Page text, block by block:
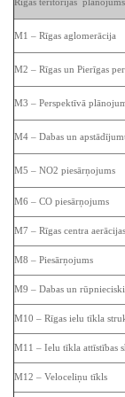
Rīgas teritorijas
M1 – Rīgas aglomerācija
M2 – Rīgas un Pierīgas
M3 – Perspektīvā
M4 – Dabas un
M5 – NO2 piesārņojums
M6 – CO piesārņojums
M7 – Rīgas centra
M8 – Piesārņojums
M9 – Dabas un
M10 – Rīgas ielu tīkla
M11 – Ielu tīkla attīstības
M12 – Veloceliņu tīkls